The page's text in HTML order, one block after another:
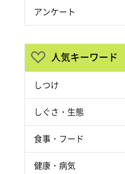
アンケート
人気キーワード
しつけ
しぐさ・生態
食事・フード
健康・病気